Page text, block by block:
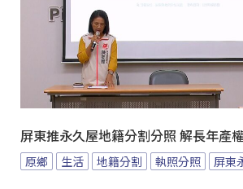
屏東推永久屋地籍分割分照 解長年產
原鄉 生活 地籍分割 執照分照 屏東